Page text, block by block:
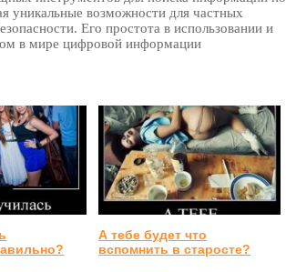
уникальные возможности для частных
Его простота в использовании и
в мире цифровой информации
А тебе будет что
вспомнить в старосте?